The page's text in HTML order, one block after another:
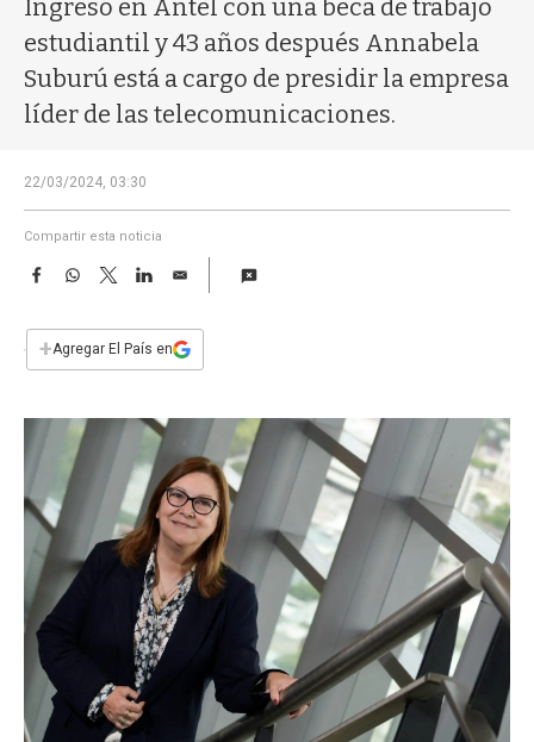
Ingresó en Antel con una beca de trabajo
estudiantil y 43 años después Annabela
Suburú está a cargo de presidir la empresa
líder de las telecomunicaciones.
22/03/2024, 03:30
Compartir esta noticia
F
e
b
W
s
p
T
w
t
L
n
E
i
l
+Agregar El País en